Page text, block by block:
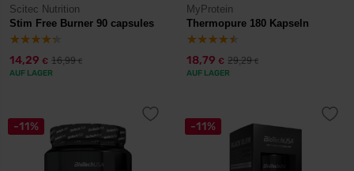
Scitec Nutrition
Stim Free Burner 90 capsules
14,29 € 16,99€
AUF LAGER
MyProtein
Thermopure 180 Kapseln
18,79 € 29,29€
AUF LAGER
-11% -11%